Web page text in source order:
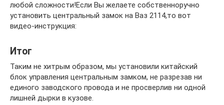
любой сложности!Если Вы желаете собственноручно
установить центральный замок на Ваз 2114,то вот
видео-инструкция:
Итог
Таким не хитрым образом, мы установили китайский
блок управления центральным замком, не разрезав ни
единого заводского провода и не просверлив ни одной
лишней дырки в кузове.